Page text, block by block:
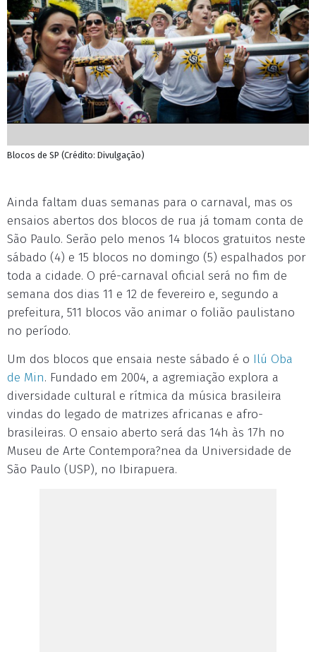
Blocos de SP (Crédito: Divulgação)
Ainda faltam duas semanas para o carnaval, mas os
ensaios abertos dos blocos de rua já tomam conta de
São Paulo. Serão pelo menos 14 blocos gratuitos neste
sábado (4) e 15 blocos no domingo (5) espalhados por
toda a cidade. O pré-carnaval oficial será no fim de
semana dos dias 11 e 12 de fevereiro e, segundo a
prefeitura, 511 blocos vão animar o folião paulistano
no período.
Um dos blocos que ensaia neste sábado é o Ilú Oba
de Min. Fundado em 2004, a agremiação explora a
diversidade cultural e rítmica da música brasileira
vindas do legado de matrizes africanas e afro-
brasileiras. O ensaio aberto será das 14h às 17h no
Museu de Arte Contempora?nea da Universidade de
São Paulo (USP), no Ibirapuera.